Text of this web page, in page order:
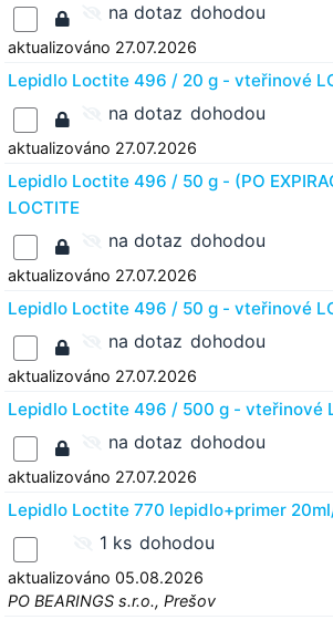
na dotaz dohodou
aktualizováno 27.07.2026
Lepidlo Loctite 496 / 20 g - vteřinové
na dotaz dohodou
aktualizováno 27.07.2026
Lepidlo Loctite 496 / 50 g - (PO
LOCTITE
na dotaz dohodou
aktualizováno 27.07.2026
Lepidlo Loctite 496 / 50 g - vteřinové
na dotaz dohodou
aktualizováno 27.07.2026
Lepidlo Loctite 496 / 500 g - vteřinové
na dotaz dohodou
aktualizováno 27.07.2026
Lepidlo Loctite 770 lepidlo+primer
1 ks dohodou
aktualizováno 05.08.2026
PO BEARINGS s.r.o., Prešov